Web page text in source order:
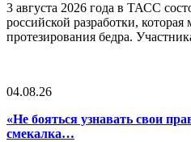
3 августа 2026 года в ТАСС
российской разработки, которая
протезирования бедра.
04.08.26
«Не бояться узнавать свои
смекалка…